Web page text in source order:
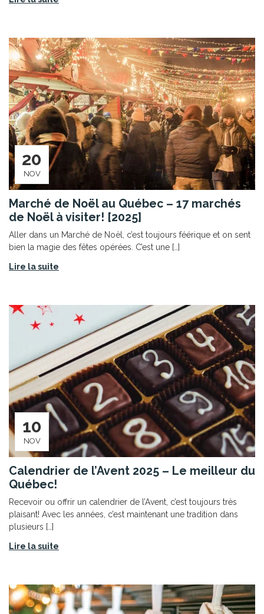
20
NOV
Marché de Noël au Québec – 17 marchés
de Noël à visiter! [2025]
Aller dans un Marché de Noël, c’est toujours féérique et on sent
bien la magie des fêtes opérées. C’est une […]
Lire la suite
10
NOV
Calendrier de l’Avent 2025 – Le meilleur du
Québec!
Recevoir ou offrir un calendrier de l’Avent, c’est toujours très
plaisant! Avec les années, c’est maintenant une tradition dans
plusieurs […]
Lire la suite